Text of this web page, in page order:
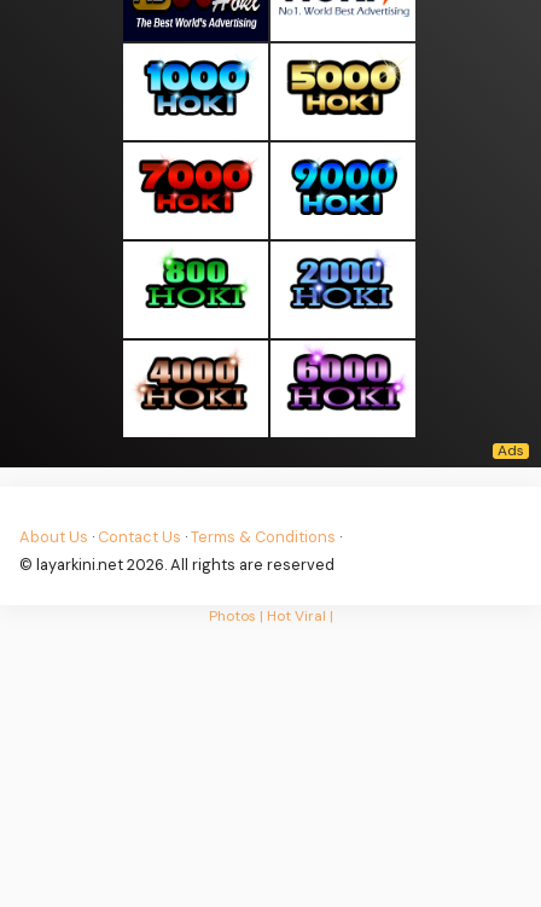
About Us · Contact Us ·Terms & Conditions ·
© layarkini.net 2026. All rights are reserved
Photos | Hot Viral |